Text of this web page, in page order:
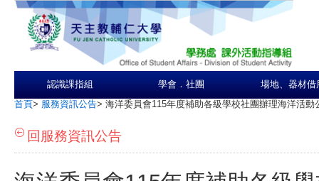
認識課指組 學會．社團 場地、器材借
首頁> 服務資訊公告> 海洋委員會115年度補助各級學校社團辦理海洋活動
回服務資訊公告